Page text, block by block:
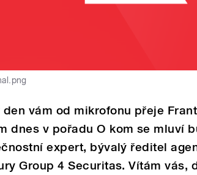
den vám od mikrofonu přeje
dnes v pořadu O kom se mluví
expert, bývalý ředitel
Group 4 Securitas. Vítám vás,